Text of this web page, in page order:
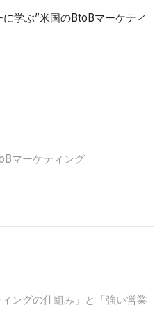
に学ぶ”米国のBtoBマーケティ
マーケティング
ングの仕組み」と「強い営業